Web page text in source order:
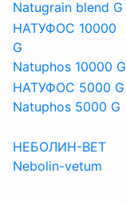
Natugrain blend G
НАТУФОС 10000
G
Natuphos 10000 G
НАТУФОС 5000 G
Natuphos 5000 G
НЕБОЛИН-ВЕТ
Nebolin-vetum